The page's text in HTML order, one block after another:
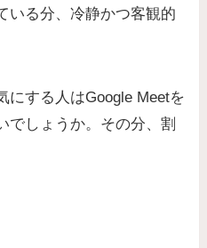
いる分、冷静かつ客観的
にする人はGoogle Meetを
でしょうか。その分、割